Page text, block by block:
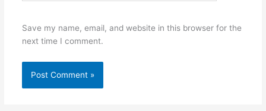
Save my name, email, and website in this browser for the
next time I comment.